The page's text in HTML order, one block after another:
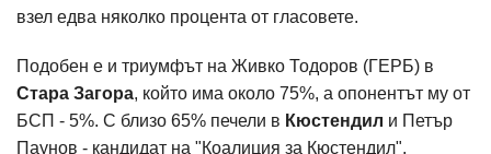
взел едва няколко процента от гласовете.
Подобен е и триумфът на Живко Тодоров (ГЕРБ) в
Стара Загора, който има около 75%, а опонентът му от
БСП - 5%. С близо 65% печели в Кюстендил и Петър
Паунов - кандидат на "Коалиция за Кюстендил",